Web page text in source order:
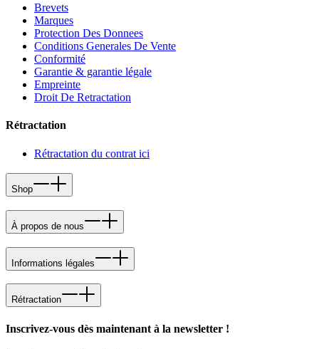
Brevets
Marques
Protection Des Donnees
Conditions Generales De Vente
Conformité
Garantie & garantie légale
Empreinte
Droit De Retractation
Rétractation
Rétractation du contrat ici
Shop
À propos de nous
Informations légales
Rétractation
Inscrivez-vous dès maintenant à la newsletter !